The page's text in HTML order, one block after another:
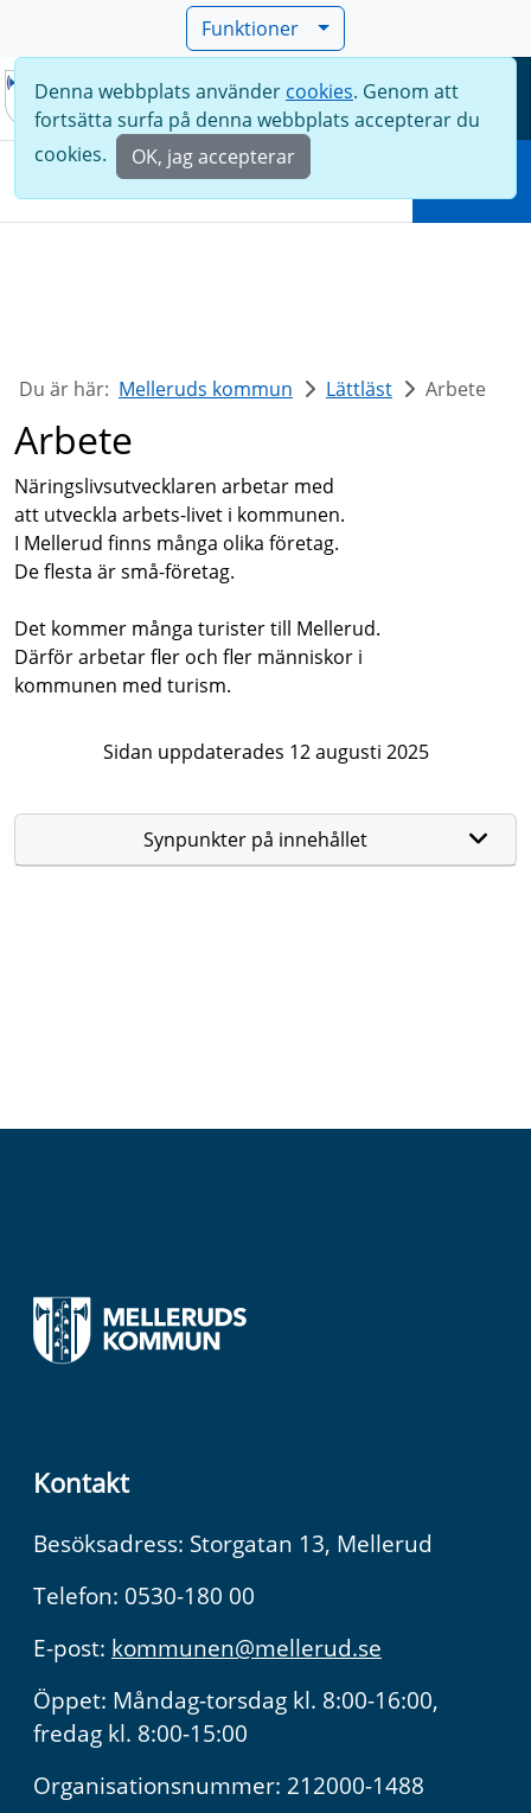
Funktioner
Meny
Denna webbplats använder cookies. Genom att
fortsätta surfa på denna webbplats accepterar du
cookies.
OK, jag accepterar
Du är här: Melleruds kommun Lättläst Arbete
Arbete
Näringslivsutvecklaren arbetar med
att utveckla arbets-livet i kommunen.
I Mellerud finns många olika företag.
De flesta är små-företag.
Det kommer många turister till Mellerud.
Därför arbetar fler och fler människor i
kommunen med turism.
Sidan uppdaterades 12 augusti 2025
Synpunkter på innehållet
Kontakt
Besöksadress: Storgatan 13, Mellerud
Telefon: 0530-180 00
E-post: kommunen@mellerud.se
Öppet: Måndag-torsdag kl. 8:00-16:00,
fredag kl. 8:00-15:00
Organisationsnummer: 212000-1488